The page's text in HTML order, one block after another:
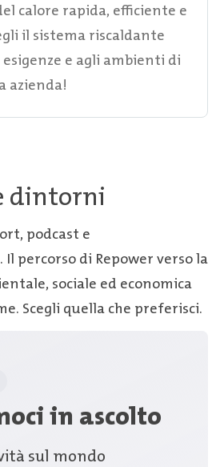
calore rapida, efficiente e
il sistema riscaldante
e agli ambienti di
azienda!
dintorni
podcast e
percorso di Repower verso la
sociale ed economica
Scegli quella che preferisci.
in ascolto
sul mondo